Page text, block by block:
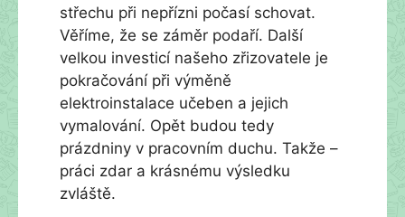
střechu při nepřízni počasí schovat.
Věříme, že se záměr podaří. Další
velkou investicí našeho zřizovatele je
pokračování při výměně
elektroinstalace učeben a jejich
vymalování. Opět budou tedy
prázdniny v pracovním duchu. Takže –
práci zdar a krásnému výsledku
zvláště.